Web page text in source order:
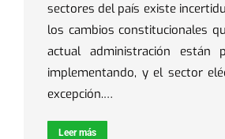
sectores del país existe
los cambios constitucionales
actual administración están
implementando, y el sector
excepción.…
Leer más